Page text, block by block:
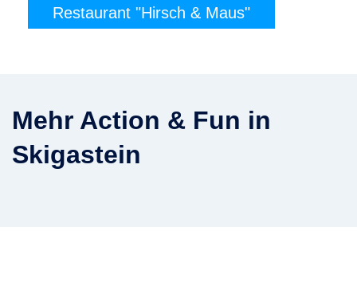
Restaurant "Hirsch & Maus"
Mehr Action & Fun in
Skigastein